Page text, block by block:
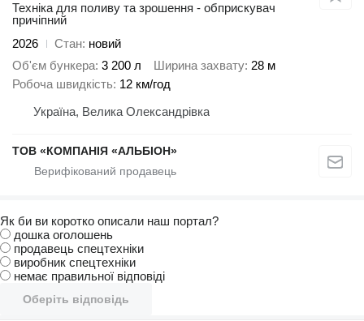
Техніка для поливу та зрошення - обприскувач
причіпний
2026
Стан новий
Об'єм бункера 3 200 л Ширина захвату 28 м
Робоча швидкість 12 км/год
Україна, Велика Олександрівка
ТОВ «КОМПАНІЯ «АЛЬБІОН»
Як би ви коротко описали наш портал?
дошка оголошень
продавець спецтехніки
виробник спецтехніки
немає правильної відповіді
Оберіть відповідь